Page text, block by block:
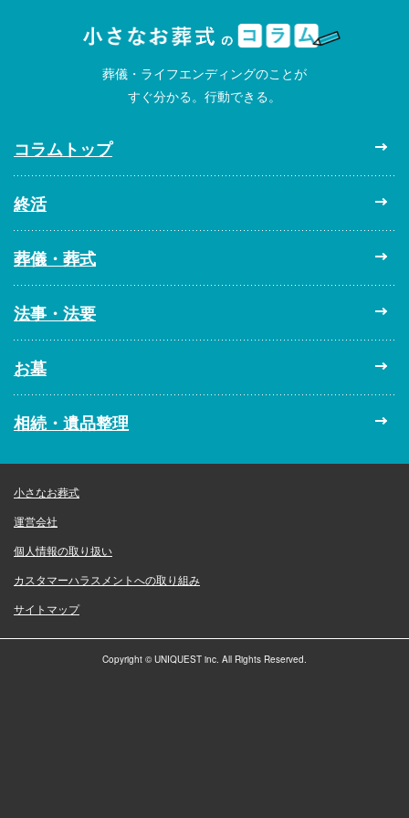
葬儀・ライフエンディングのことが
すぐ分かる。行動できる。
コラムトップ
終活
葬儀・葬式
法事・法要
お墓
相続・遺品整理
小さなお葬式
運営会社
個人情報の取り扱い
カスタマーハラスメントへの取り組み
サイトマップ
Copyright © UNIQUEST inc. All Rights Reserved.